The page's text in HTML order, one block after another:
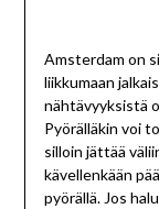
Amsterdam on
liikkumaan
nähtävyyksistä
Pyörälläkin voi
silloin jättää
kävellenkään
pyörällä. Jos